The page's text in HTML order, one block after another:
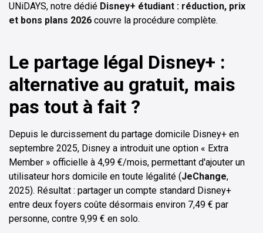
UNiDAYS, notre dédié Disney+ étudiant : réduction, prix
et bons plans 2026 couvre la procédure complète.
Le partage légal Disney+ :
alternative au gratuit, mais
pas tout à fait ?
Depuis le durcissement du partage domicile Disney+ en
septembre 2025, Disney a introduit une option « Extra
Member » officielle à 4,99 €/mois, permettant d'ajouter un
utilisateur hors domicile en toute légalité (JeChange,
2025). Résultat : partager un compte standard Disney+
entre deux foyers coûte désormais environ 7,49 € par
personne, contre 9,99 € en solo.